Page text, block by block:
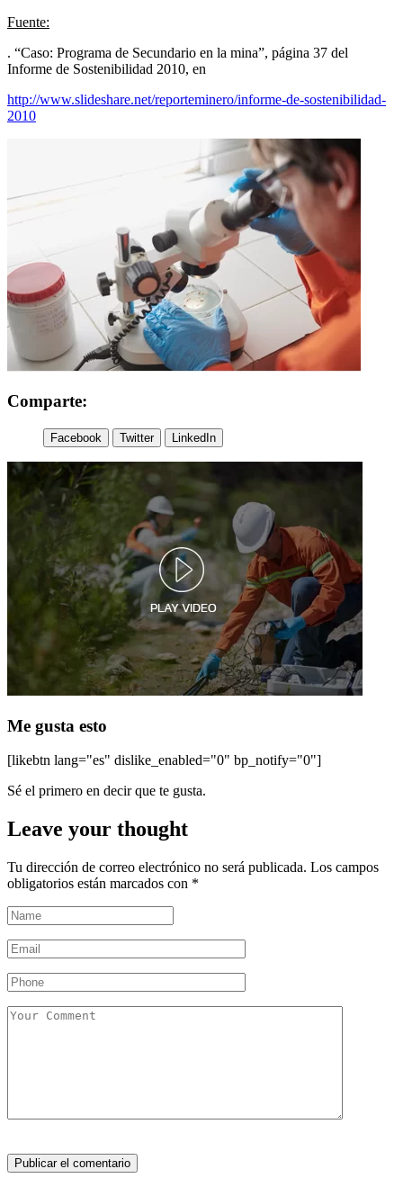
Fuente:
. “Caso: Programa de Secundario en la mina”, página 37 del
Informe de Sostenibilidad 2010, en
http://www.slideshare.net/reporteminero/informe-de-sostenibilidad-
2010
Comparte:
Facebook Twitter LinkedIn
Me gusta esto
[likebtn lang="es" dislike_enabled="0" bp_notify="0"]
Sé el primero en decir que te gusta.
Leave your thought
Tu dirección de correo electrónico no será publicada. Los campos
obligatorios están marcados con *